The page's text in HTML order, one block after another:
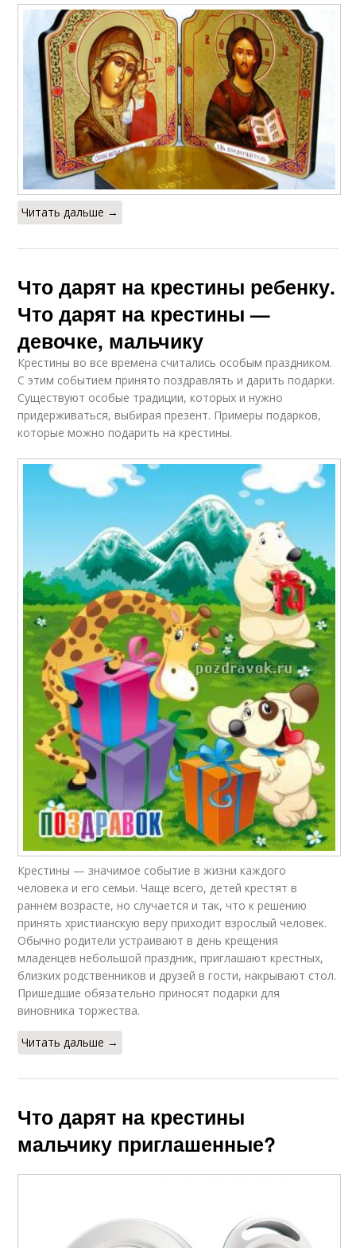
Читать дальше →
Что дарят на крестины ребенку.
Что дарят на крестины —
девочке, мальчику
Крестины во все времена считались особым праздником.
С этим событием принято поздравлять и дарить подарки.
Существуют особые традиции, которых и нужно
придерживаться, выбирая презент. Примеры подарков,
которые можно подарить на крестины.
Крестины — значимое событие в жизни каждого
человека и его семьи. Чаще всего, детей крестят в
раннем возрасте, но случается и так, что к решению
принять христианскую веру приходит взрослый человек.
Обычно родители устраивают в день крещения
младенцев небольшой праздник, приглашают крестных,
близких родственников и друзей в гости, накрывают стол.
Пришедшие обязательно приносят подарки для
виновника торжества.
Читать дальше →
Что дарят на крестины
мальчику приглашенные?